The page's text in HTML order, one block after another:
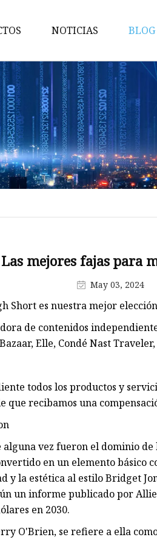
de cuerpo
interior femenina
deportiva para mujer
de las señoras
de mujer
tubo para mujer
para hombre
NOTICIAS BLOG
Las mejores fajas para
May 03, 2024
Short es nuestra mejor
de contenidos
Elle, Condé Nast
todos los productos y
que recibamos una
alguna vez fueron el dominio
en un elemento básico
y la estética al estilo Bridget
un informe publicado por
en 2030.
O'Brien, se refiere a ella